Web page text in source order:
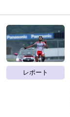
レポート